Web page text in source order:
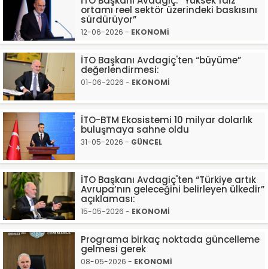
ortamı reel sektör üzerindeki baskısını
sürdürüyor”
12-06-2026 - EKONOMİ
İTO Başkanı Avdagiç'ten “büyüme”
değerlendirmesi:
01-06-2026 - EKONOMİ
İTO-BTM Ekosistemi 10 milyar dolarlık
buluşmaya sahne oldu
31-05-2026 - GÜNCEL
İTO Başkanı Avdagiç'ten “Türkiye artık
Avrupa’nın geleceğini belirleyen ülkedir”
açıklaması:
15-05-2026 - EKONOMİ
Programa birkaç noktada güncelleme
gelmesi gerek
08-05-2026 - EKONOMİ